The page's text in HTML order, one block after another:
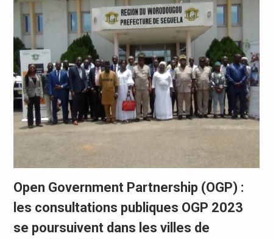
Open Government Partnership (OGP) :
les consultations publiques OGP 2023
se poursuivent dans les villes de